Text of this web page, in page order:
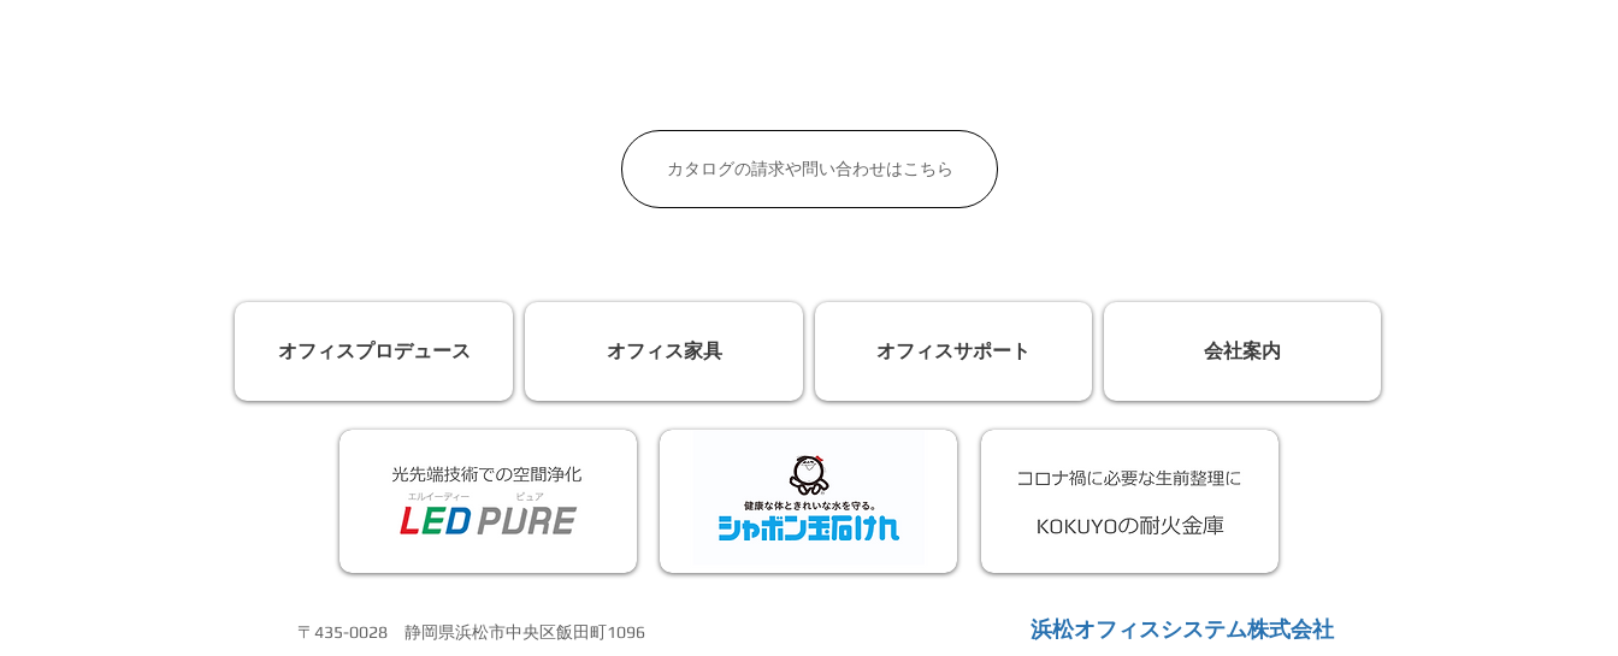
カタログの請求や問い合わせはこちら
オフィスプロデュース オフィス家具 オフィスサポート 会社案内
〒435-0028 静岡県浜松市中央区飯田町1096 浜松オフィスシステム株式会社